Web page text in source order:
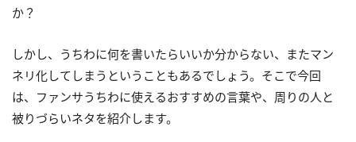
か？
しかし、うちわに何を書いたらいいか分からない、またマン
ネリ化してしまうということもあるでしょう。そこで今回
は、ファンサうちわに使えるおすすめの言葉や、周りの人と
被りづらいネタを紹介します。